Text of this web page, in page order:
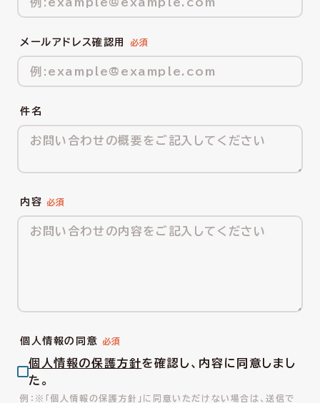
メールアドレス確認用
件名
内容
個人情報の同意
個人情報の保護方針を確認し、内容に同意しまし
た。
※「個人情報の保護方針」に同意いただけない場合は、送信で